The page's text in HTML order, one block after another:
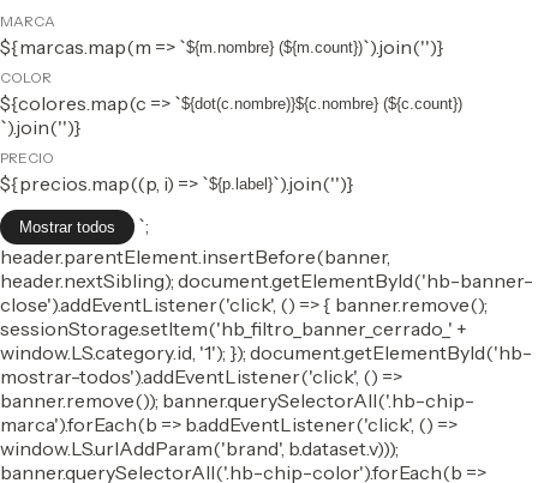
MARCA
${marcas.map(m => `${m.nombre} (${m.count})`).join('')}
COLOR
${colores.map(c => `${dot(c.nombre)}${c.nombre} (${c.count})
`).join('')}
PRECIO
${precios.map((p, i) => `${p.label}`).join('')}
Mostrar todos
`;
header.parentElement.insertBefore(banner,
header.nextSibling); document.getElementById('hb-banner-
close').addEventListener('click', () => { banner.remove();
sessionStorage.setItem('hb_filtro_banner_cerrado_' +
window.LS.category.id, '1'); }); document.getElementById('hb-
mostrar-todos').addEventListener('click', () =>
banner.remove()); banner.querySelectorAll('.hb-chip-
marca').forEach(b => b.addEventListener('click', () =>
window.LS.urlAddParam('brand', b.dataset.v)));
banner.querySelectorAll('.hb-chip-color').forEach(b =>